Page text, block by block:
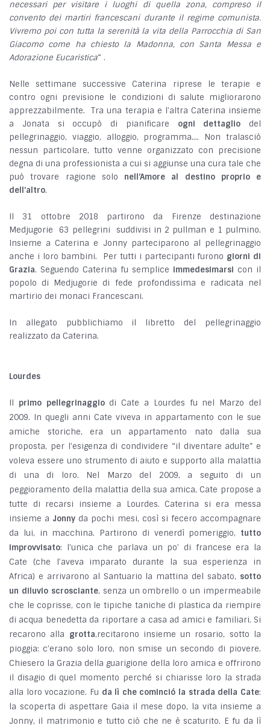
necessari per visitare i luoghi di quella zona, compreso il
convento dei martiri francescani durante il regime comunista.
Vivremo poi con tutta la serenità la vita della Parrocchia di San
Giacomo come ha chiesto la Madonna, con Santa Messa e
Adorazione Eucaristica“ .
Nelle settimane successive Caterina riprese le terapie e
contro ogni previsione le condizioni di salute migliorarono
apprezzabilmente. Tra una terapia e l’altra Caterina insieme
a Jonata si occupò di pianificare ogni dettaglio del
pellegrinaggio, viaggio, alloggio, programma…. Non tralasciò
nessun particolare, tutto venne organizzato con precisione
degna di una professionista a cui si aggiunse una cura tale che
può trovare ragione solo nell’Amore al destino proprio e
dell’altro.
Il 31 ottobre 2018 partirono da Firenze destinazione
Medjugorie 63 pellegrini suddivisi in 2 pullman e 1 pulmino.
Insieme a Caterina e Jonny parteciparono al pellegrinaggio
anche i loro bambini. Per tutti i partecipanti furono giorni di
Grazia. Seguendo Caterina fu semplice immedesimarsi con il
popolo di Medjugorie di fede profondissima e radicata nel
martirio dei monaci Francescani.
In allegato pubblichiamo il libretto del pellegrinaggio
realizzato da Caterina.
Lourdes
Il primo pellegrinaggiodi Cate a Lourdes fu nel Marzo del
2009. In quegli anni Cate viveva in appartamento con le sue
amiche storiche, era un appartamento nato dalla sua
proposta, per l’esigenza di condividere “il diventare adulte” e
voleva essere uno strumento di aiuto e supporto alla malattia
di una di loro. Nel Marzo del 2009, a seguito di un
peggioramento della malattia della sua amica, Cate propose a
tutte di recarsi insieme a Lourdes. Caterina si era messa
insieme a Jonny da pochi mesi, così si fecero accompagnare
da lui, in macchina. Partirono di venerdì pomeriggio, tutto
improvvisato: l’unica che parlava un po’ di francese era la
Cate (che l’aveva imparato durante la sua esperienza in
Africa) e arrivarono al Santuario la mattina del sabato, sotto
un diluvio scrosciante, senza un ombrello o un impermeabile
che le coprisse, con le tipiche taniche di plastica da riempire
di acqua benedetta da riportare a casa ad amici e familiari. Si
recarono alla grotta,recitarono insieme un rosario, sotto la
pioggia: c’erano solo loro, non smise un secondo di piovere.
Chiesero la Grazia della guarigione della loro amica e offrirono
il disagio di quel momento perché si chiarisse loro la strada
alla loro vocazione. Fu da lì che cominció la strada della Cate:
la scoperta di aspettare Gaia il mese dopo, la vita insieme a
Jonny, il matrimonio e tutto ciò che ne è scaturito. E fu da lì